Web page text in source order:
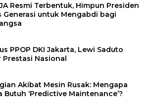
Resmi Terbentuk, Himpun Presiden
Generasi untuk Mengabdi bagi
PPOP DKI Jakarta, Lewi Saduto
Prestasi Nasional
Akibat Mesin Rusak: Mengapa
‘Predictive Maintenance’?